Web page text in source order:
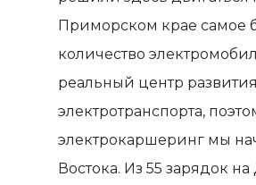
Приморском крае самое
количество
реальный центр развития
электротранспорта,
электрокаршеринг мы
Востока. Из 55 зарядок